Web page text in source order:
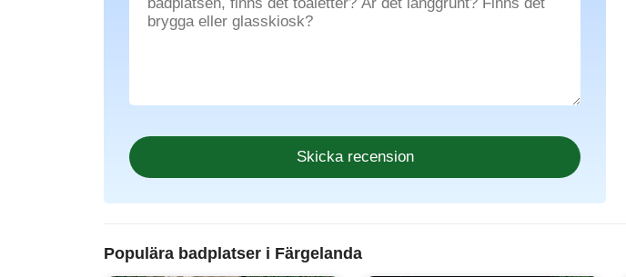
Populära badplatser i Färgelanda